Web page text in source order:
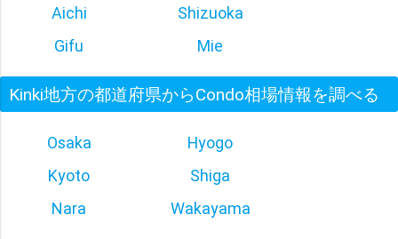
Aichi
Shizuoka
Gifu
Mie
Kinki地方の都道府県からCondo相場情報を調べる
Osaka
Hyogo
Kyoto
Shiga
Nara
Wakayama